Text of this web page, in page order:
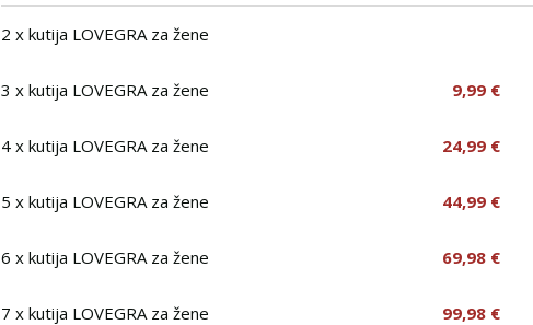
2 x kutija LOVEGRA za žene
3 x kutija LOVEGRA za žene 9,99 €
4 x kutija LOVEGRA za žene 24,99 €
5 x kutija LOVEGRA za žene 44,99 €
6 x kutija LOVEGRA za žene 69,98 €
7 x kutija LOVEGRA za žene 99,98 €